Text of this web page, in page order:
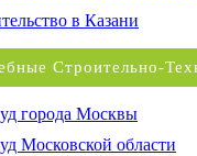
в Казани
Строительно-
города Москвы
Московской области